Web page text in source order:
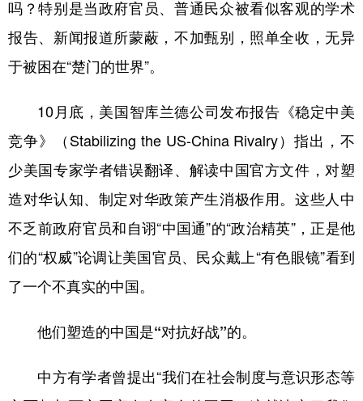
文化产业
地方频道
辽宁 吉林 上海 江苏
浙江 安徽 福建 江西
山东 河南 湖北 湖南
广东 广西 海南 重庆
新疆 内蒙古 黑龙江
吗？特别是当政府官员、普通民众被看似客观的学术
报告、新闻报道所蒙蔽，不加甄别，照单全收，无异
于被困在“楚门的世界”。
10月底，美国智库兰德公司发布报告《稳定中美
竞争》（Stabilizing the US-China Rivalry）指出，不
少美国专家学者错误翻译、解读中国官方文件，对塑
造对华认知、制定对华政策产生消极作用。这些人中
不乏前政府官员和自诩“中国通”的“政治精英”，正是他
们的“权威”论调让美国官员、民众戴上“有色眼镜”看到
了一个不真实的中国。
他们塑造的中国是“对抗好战”的。
中方有学者曾提出“我们在社会制度与意识形态等